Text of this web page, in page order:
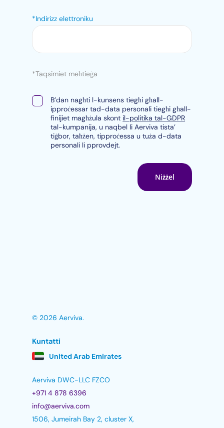
*Indirizz elettroniku
*Taqsimiet meħtieġa
B’dan nagħti l-kunsens tiegħi għall-
ipproċessar tad-data personali tiegħi għall-
finijiet magħżula skont il-politika tal-GDPR
tal-kumpanija, u naqbel li Aerviva tista’
tiġbor, taħżen, tipproċessa u tuża d-data
personali li pprovdejt.
© 2026 Aerviva.
Kuntatti
United Arab Emirates
Aerviva DWC-LLC FZCO
+971 4 878 6396
info@aerviva.com
1506, Jumeirah Bay 2, cluster X,